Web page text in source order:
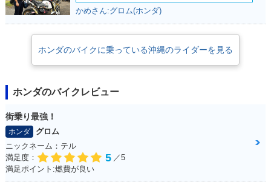
かめさん:グロム(ホンダ)
ホンダのバイクに乗っている沖縄のライダーを見る
ホンダのバイクレビュー
街乗り最強！
ホンダ
グロム
ニックネーム：テル
満足度：
5 ／5
満足ポイント:燃費が良い